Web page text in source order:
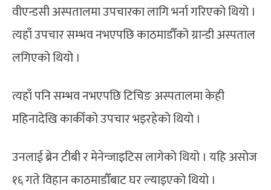
वीएन्डसी अस्पतालमा उपचारका लागि भर्ना गरिएको थियो ।
त्यहाँ उपचार सम्भव नभएपछि काठमाडौँको ग्रान्डी अस्पताल
लगिएको थियो ।
त्यहाँ पनि सम्भव नभएपछि टिचिङ अस्पतालमा केही
महिनादेखि कार्कीको उपचार भइरहेको थियो ।
उनलाई ब्रेन टीबी र मेनेन्जाइटिस लागेको थियो । यहि असोज
१६ गते विहान काठमाडौँबाट घर ल्याइएको थियो ।